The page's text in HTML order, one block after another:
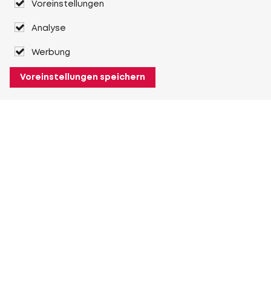
Voreinstellungen
Analyse
Werbung
Voreinstellungen speichern